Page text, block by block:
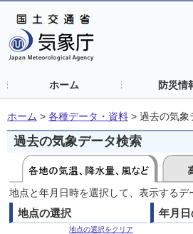
ホーム 防災情
ホーム > 各種データ・資料 > 過去の気象
過去の気象データ検索
地点と年月日時を選択して、表示する
地点の選択
地点の選択をクリア
年月